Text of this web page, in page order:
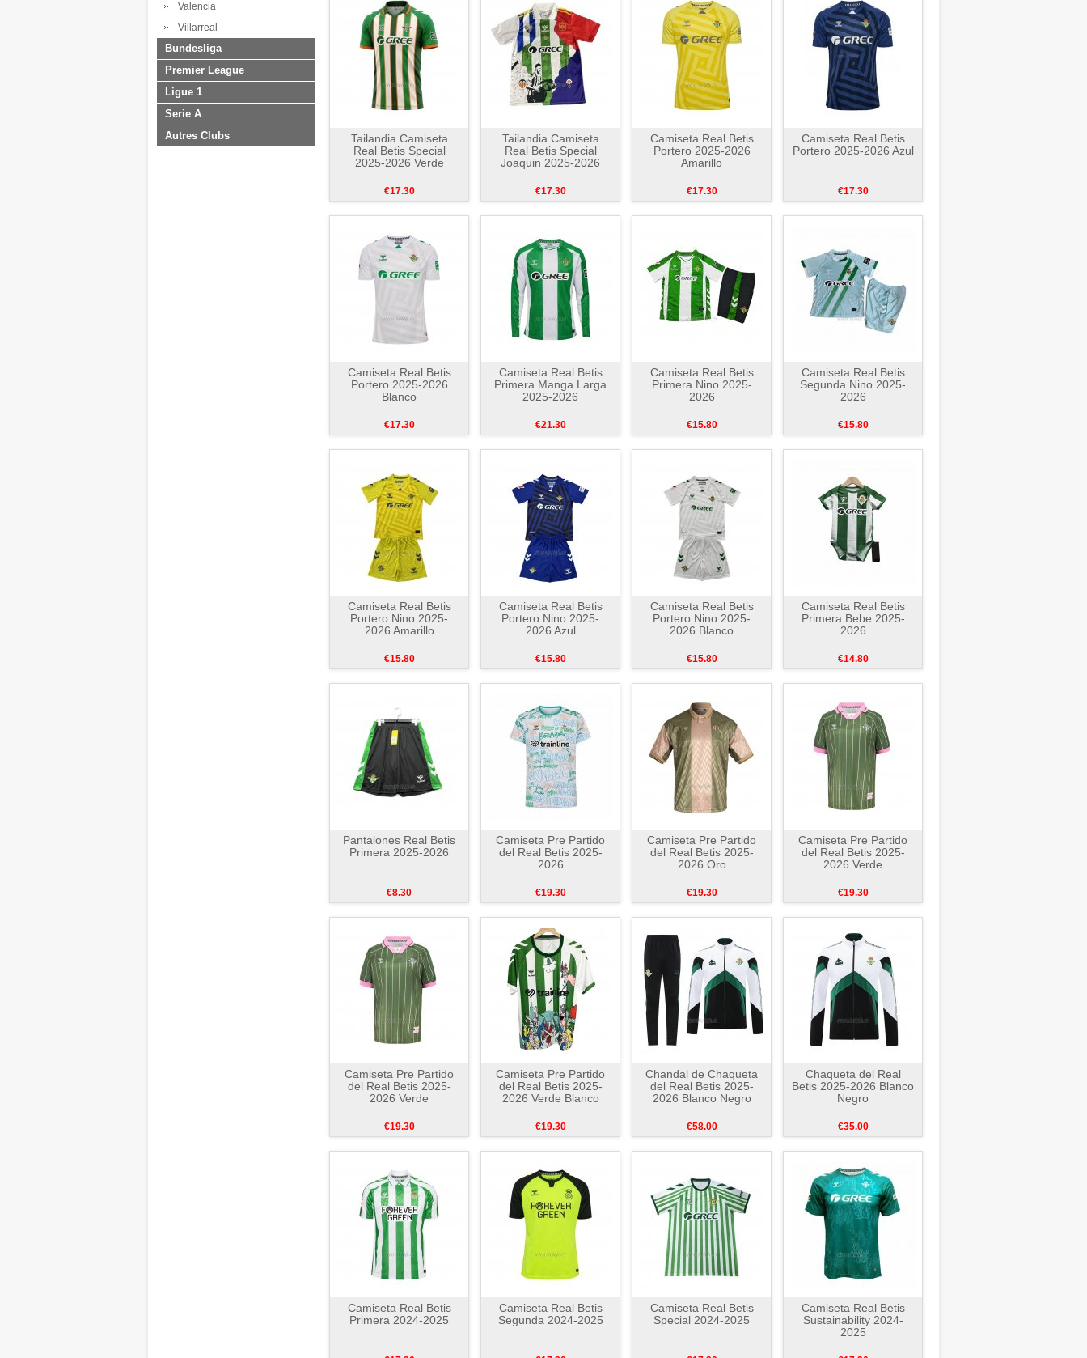
Valencia
Villarreal
Bundesliga
Premier League
Ligue 1
Serie A
Autres Clubs
Tailandia Camiseta
Real Betis Special
2025-2026 Verde
€17.30
Tailandia Camiseta
Real Betis Special
Joaquin 2025-2026
€17.30
Camiseta Real Betis
Portero 2025-2026
Amarillo
€17.30
Camiseta Real Betis
Portero 2025-2026 Azul
€17.30
Camiseta Real Betis
Portero 2025-2026
Blanco
€17.30
Camiseta Real Betis
Primera Manga Larga
2025-2026
€21.30
Camiseta Real Betis
Primera Nino 2025-
2026
€15.80
Camiseta Real Betis
Segunda Nino 2025-
2026
€15.80
Camiseta Real Betis
Portero Nino 2025-
2026 Amarillo
€15.80
Camiseta Real Betis
Portero Nino 2025-
2026 Azul
€15.80
Camiseta Real Betis
Portero Nino 2025-
2026 Blanco
€15.80
Camiseta Real Betis
Primera Bebe 2025-
2026
€14.80
Pantalones Real Betis
Primera 2025-2026
€8.30
Camiseta Pre Partido
del Real Betis 2025-
2026
€19.30
Camiseta Pre Partido
del Real Betis 2025-
2026 Oro
€19.30
Camiseta Pre Partido
del Real Betis 2025-
2026 Verde
€19.30
Camiseta Pre Partido
del Real Betis 2025-
2026 Verde
€19.30
Camiseta Pre Partido
del Real Betis 2025-
2026 Verde Blanco
€19.30
Chandal de Chaqueta
del Real Betis 2025-
2026 Blanco Negro
€58.00
Chaqueta del Real
Betis 2025-2026 Blanco
Negro
€35.00
Camiseta Real Betis
Primera 2024-2025
Camiseta Real Betis
Segunda 2024-2025
Camiseta Real Betis
Special 2024-2025
Camiseta Real Betis
Sustainability 2024-
2025